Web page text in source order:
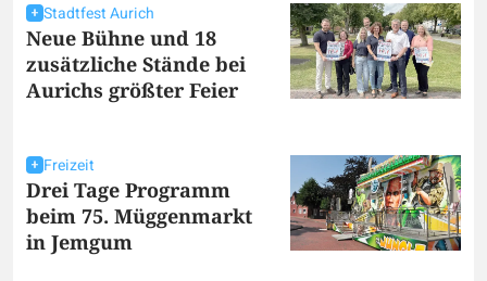
Stadtfest Aurich
Neue Bühne und 18
zusätzliche Stände bei
Aurichs größter Feier
Freizeit
Drei Tage Programm
beim 75. Müggenmarkt
in Jemgum